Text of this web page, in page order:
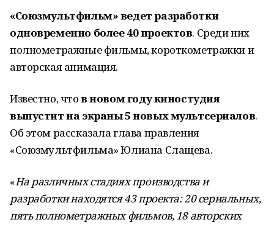
«Союзмультфильм» ведет разработки
одновременно более 40 проектов. Среди них
полнометражные фильмы, короткометражки и
авторская анимация.
Известно, чтов новом году киностудия
выпустит на экраны 5 новых мультсериалов.
Об этом рассказала глава правления
«Союзмультфильма» Юлиана Слащева.
«На различных стадиях производства и
разработки находятся 43 проекта: 20 сериальных,
пять полнометражных фильмов, 18 авторских